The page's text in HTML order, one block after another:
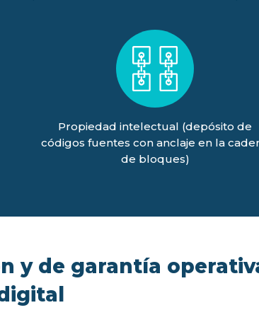
Propiedad intelectual (depósito de
códigos fuentes con anclaje en la
de bloques)
y de garantía